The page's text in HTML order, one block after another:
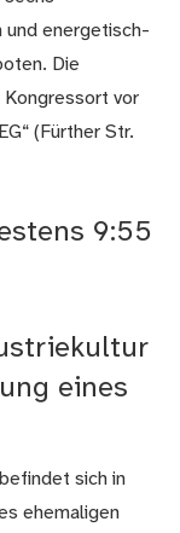
und energetisch-
Die
Kongressort vor
(Fürther Str.
9:55
eines
sich in
ehemaligen